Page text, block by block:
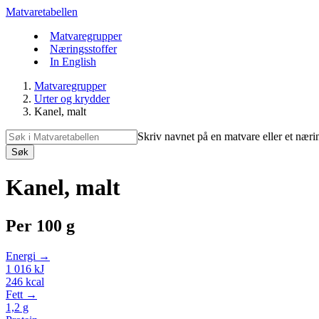
Matvaretabellen
Matvaregrupper
Næringsstoffer
In English
Matvaregrupper
Urter og krydder
Kanel, malt
Skriv navnet på en matvare eller et
Søk
Kanel, malt
Per 100 g
Energi →
1 016 kJ
246 kcal
Fett →
1,2 g